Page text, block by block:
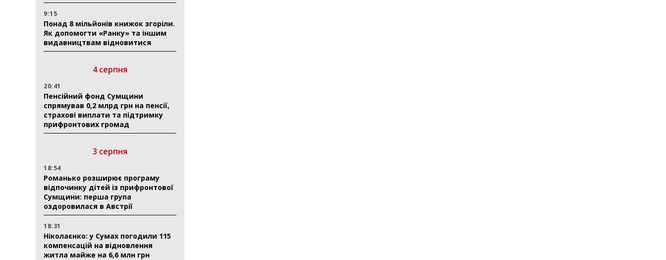
9:15
Понад 8 мільйонів книжок згоріли.
Як допомогти «Ранку» та іншим
видавництвам відновитися
4 серпня
20:41
Пенсійний фонд Сумщини
спрямував 0,2 млрд грн на пенсії,
страхові виплати та підтримку
прифронтових громад
3 серпня
18:54
Романько розширює програму
відпочинку дітей із прифронтової
Сумщини: перша група
оздоровилася в Австрії
18:31
Ніколаєнко: у Сумах погодили 115
компенсацій на відновлення
житла майже на 6,6 млн грн